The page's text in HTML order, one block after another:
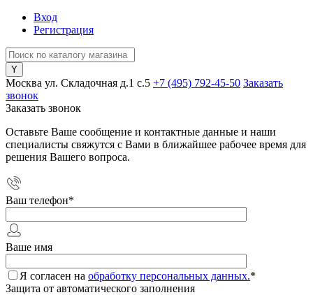
Вход
Регистрация
Москва ул. Складочная д.1 c.5 +7 (495) 792-45-50 Заказать
звонок
Заказать звонок
Оставьте Ваше сообщение и контактные данные и наши
специалисты свяжутся с Вами в ближайшее рабочее время для
решения Вашего вопроса.
Ваш телефон*
Ваше имя
Я согласен на обработку персональных данных.*
Защита от автоматического заполнения